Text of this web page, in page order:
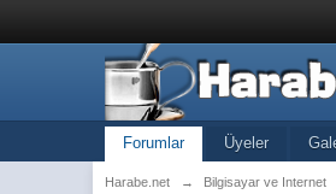
Forumlar Üyeler
Harabe.net → Bilgisayar ve Internet